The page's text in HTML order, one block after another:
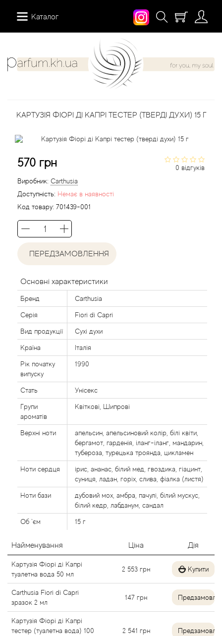
Каталог
КАРТУЗІЯ ФІОРІ ДІ КАПРІ ТЕСТЕР (ТВЕРДІ ДУХИ) 15 Г
0 відгуків
570 грн
Виробник: Carthusia
Доступність: Немає в наявності
Код товару: 701439-001
ПЕРЕДЗАМОВЛЕННЯ
Основні характеристики
Бренд Carthusia
Серія Fiori di Capri
Вид продукції Сухі духи
Країна Італія
Рік початку
випуску
1990
Стать Унісекс
Групи
ароматів
Квіткові, Шипрові
Верхні ноти
апельсин, апельсиновий колір, білі квіти,
бергамот, гарденія, іланг-іланг, мандарин,
тубероза, турецька троянда, цикламен
Ноти сердця
ірис, ананас, білий мед, гвоздика, гіацинт,
суниця, ладан, горіх, слива, фіалка (листя)
Ноти бази
дубовий мох, амбра, пачулі, білий мускус,
білий кедр, лабданум, сандал
Об `єм 15 г
Найменування Ціна Дія
Картузія Фіорі ді Капрі
туалетна вода 50 мл
2 553 грн Купити
Carthusia Fiori di Capri
зразок 2 мл
147 грн
Картузія Фіорі ді Капрі
тестер (туалетна вода) 100
2 541 грн
12 Parfumeurs Francais
Absolument Parfumeur
Acca Kappa
Acqua di Parma
Adidas
Aedes de Venustas
Aerin Lauder
Affinessence
Afnan
Agatha Ruiz de la Prada
Agent Provocateur
Aj Arabia (Widian)
Al Haramain
Al Jazeera
Alaia Paris
Про нас
Контакти
Cтатті
Мій аккаунт